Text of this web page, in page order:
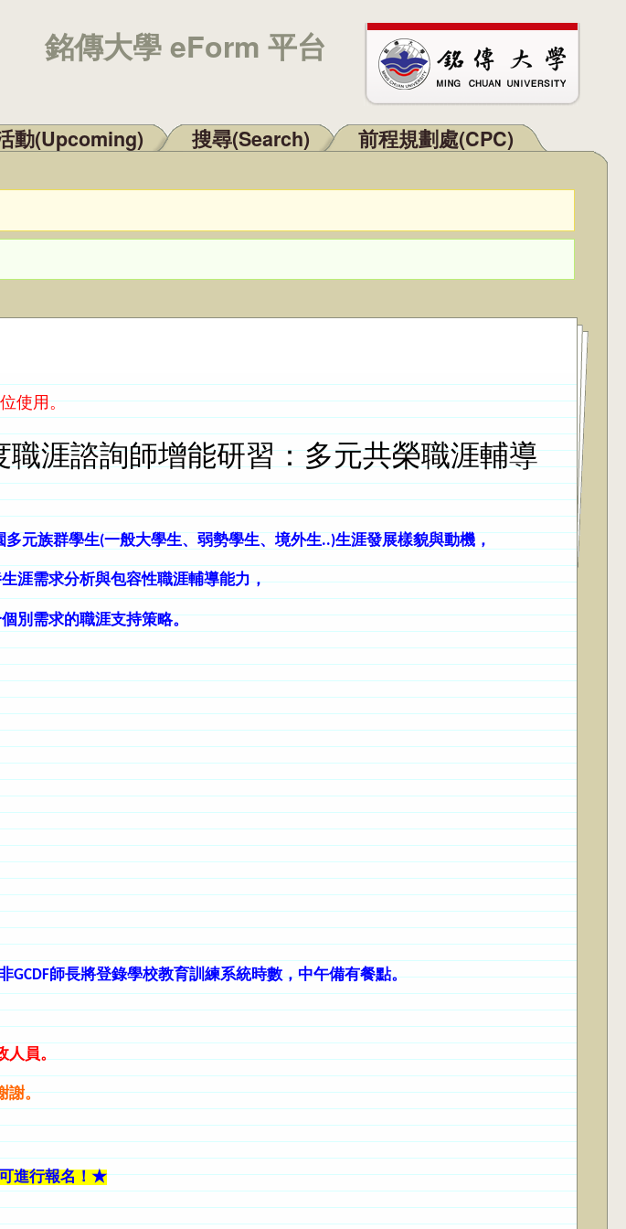
銘傳大學 eForm 平台
動(Upcoming) 搜尋(Search) 前程規劃處(CPC)
使用。
職涯諮詢師增能研習：多元共榮職涯輔導
多元族群學生(一般大學生、弱勢學生、境外生..)生涯發展樣貌與動機，
生涯需求分析與包容性職涯輔導能力，
別需求的職涯支持策略。
GCDF師長將登錄學校教育訓練系統時數，中午備有餐點。
員。
謝。
進行報名 ！ ★